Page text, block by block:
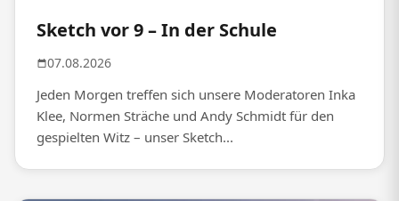
Sketch vor 9 – In der Schule
07.08.2026
Jeden Morgen treffen sich unsere Moderatoren Inka
Klee, Normen Sträche und Andy Schmidt für den
gespielten Witz – unser Sketch...